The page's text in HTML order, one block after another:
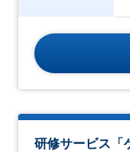
研修サービス「